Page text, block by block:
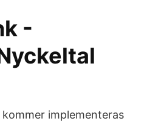
-
implementeras